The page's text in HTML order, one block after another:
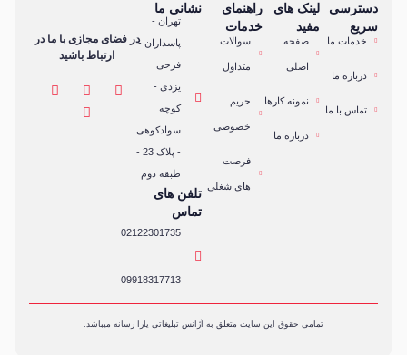
دسترسی
سریع
خدمات ما
درباره ما
تماس با ما
لینک های
مفید
صفحه
اصلی
نمونه کارها
درباره ما
راهنمای
خدمات
سوالات
متداول
حریم
خصوصی
فرصت
های شغلی
نشانی ما
تهران -
پاسداران -
فرحی
یزدی -
کوچه
سوادکوهی
- پلاک 23 -
طبقه دوم
تلفن های
تماس
02122301735
09918317713
در فضای مجازی با ما در
ارتباط باشید
تمامی حقوق این سایت متعلق به آژانس تبلیغاتی یارا رسانه میباشد.